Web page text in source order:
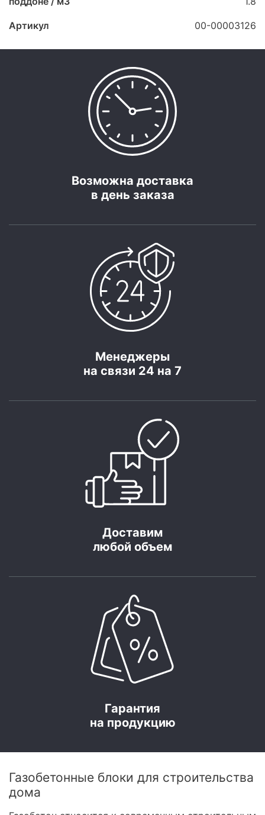
Артикул 00-00003126
Возможна доставка
в день заказа
Менеджеры
на связи 24 на 7
Доставим
любой объем
Гарантия
на продукцию
Газобетонные блоки для строительства
дома